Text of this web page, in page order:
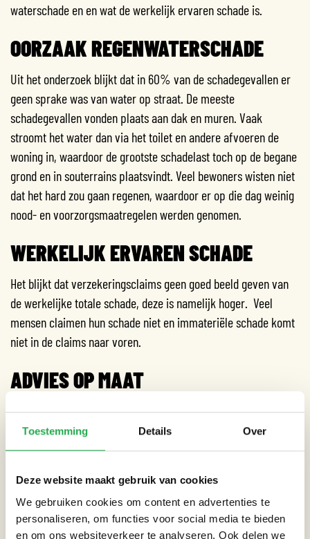
Toestemming Details Over
Deze website maakt gebruik van cookies
We gebruiken cookies om content en advertenties te
personaliseren, om functies voor social media te bieden
en om ons websiteverkeer te analyseren. Ook delen we
waterschade en en wat de werkelijk ervaren schade is.
OORZAAK REGENWATERSCHADE
Uit het onderzoek blijkt dat in 60% van de schadegevallen er
geen sprake was van water op straat. De meeste
schadegevallen vonden plaats aan dak en muren. Vaak
stroomt het water dan via het toilet en andere afvoeren de
woning in, waardoor de grootste schadelast toch op de begane
grond en in souterrains plaatsvindt. Veel bewoners wisten niet
dat het hard zou gaan regenen, waardoor er op die dag weinig
nood- en voorzorgsmaatregelen werden genomen.
WERKELIJK ERVAREN SCHADE
Het blijkt dat verzekeringsclaims geen goed beeld geven van
de werkelijke totale schade, deze is namelijk hoger. Veel
mensen claimen hun schade niet en immateriële schade komt
niet in de claims naar voren.
ADVIES OP MAAT
Er liggen kansen voor gemeenten, waterschappen en
verzekeraars om het waterbewustzijn bij bewoners en klanten
te vergroten. Door op elkaar afgestemd en met een
voor bewoners om wateroverlast te verminderen, stimuleer je
bewoners maatregelen te nemen. Een publiek private
samenwerking biedt meerwaarde.